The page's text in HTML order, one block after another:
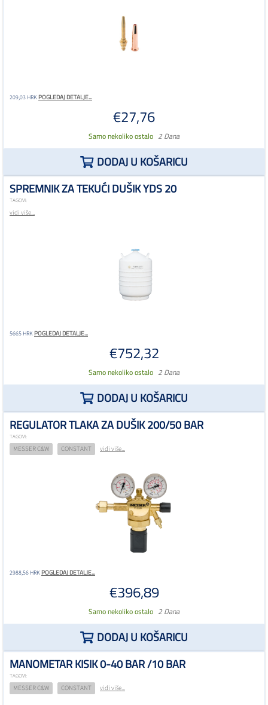
209,03 HRKPOGLEDAJ DETALJE...
€27,76
Samo nekoliko ostalo 2 Dana
DODAJ U KOŠARICU
SPREMNIK ZA TEKUĆI DUŠIK YDS 20
TAGOVI:
vidi više...
5665 HRKPOGLEDAJ DETALJE...
€752,32
Samo nekoliko ostalo 2 Dana
DODAJ U KOŠARICU
REGULATOR TLAKA ZA DUŠIK 200/50 BAR
TAGOVI:
MESSER C&W CONSTANT vidi više...
2988,56 HRKPOGLEDAJ DETALJE...
€396,89
Samo nekoliko ostalo 2 Dana
DODAJ U KOŠARICU
MANOMETAR KISIK 0-40 BAR /10 BAR
TAGOVI:
MESSER C&W CONSTANT vidi više...